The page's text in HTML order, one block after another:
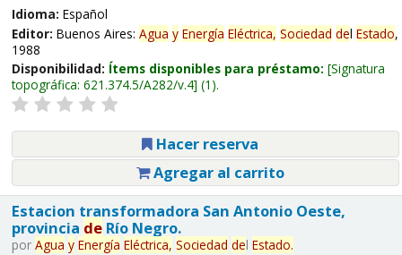
Idioma: Español
Editor: Buenos Aires: Agua y Energía Eléctrica, Sociedad del Estado,
1988
Disponibilidad: Ítems disponibles para préstamo: Signatura
topográfica: 621.374.5/A282/v.4 (1).
Hacer reserva
Agregar al carrito
Estacion transformadora San Antonio Oeste,
provincia deRío Negro.
por Agua y Energía Eléctrica, Sociedad del Estado.